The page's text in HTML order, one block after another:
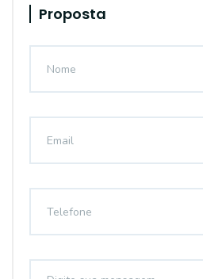
Proposta